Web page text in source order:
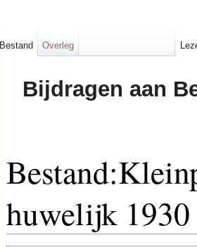
Bijdragen aan
huwelijk
Bestand Overleg